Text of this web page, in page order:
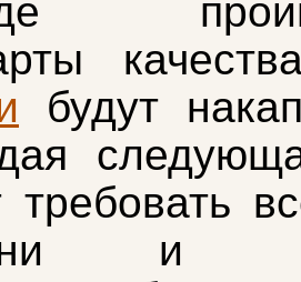
будут
требовать
и